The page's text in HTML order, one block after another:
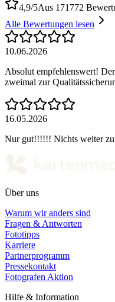
4,9/5Aus 171772
Alle Bewertungen lesen
10.06.2026
Absolut empfehlenswert!
zweimal zur
16.05.2026
Nur gut!!!!!! Nichts weiter zu
Über uns
Warum wir anders sind
Fragen & Antworten
Fototipps
Karriere
Partnerprogramm
Pressekontakt
Fotografen Aktion
Hilfe & Information